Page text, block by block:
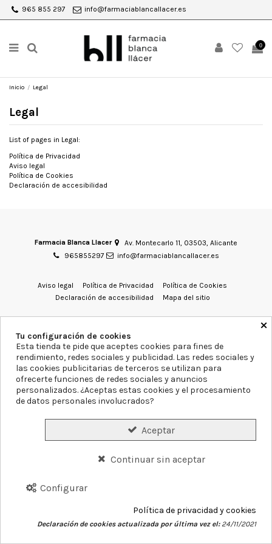
965 855 297 info@farmaciablancallacer.es
0
Inicio Legal
Legal
List of pages in Legal:
Política de Privacidad
Aviso legal
Política de Cookies
Declaración de accesibilidad
Farmacia Blanca Llacer
Av. Montecarlo 11, 03503, Alicante
965855297
info@farmaciablancallacer.es
Aviso legal Política de Privacidad
Política de Cookies
Declaración de accesibilidad
Mapa del sitio
Plazos de Entrega
Garantías y Devoluciones
Conócenos Servicios Blog Contacto
Farmacia Blanca Llacer.
×
Tu configuración de cookies
Esta tienda te pide que aceptes cookies para fines de
rendimiento, redes sociales y publicidad. Las redes sociales y
las cookies publicitarias de terceros se utilizan para
ofrecerte funciones de redes sociales y anuncios
personalizados. ¿Aceptas estas cookies y el procesamiento
de datos personales involucrados?
Aceptar
Continuar sin aceptar
Configurar
Política de privacidad y cookies
Declaración de cookies actualizada por última vez el:24/11/2021